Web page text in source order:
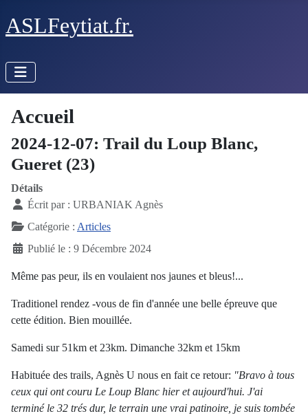
ASLFeytiat.fr.
Accueil
2024-12-07: Trail du Loup Blanc,
Gueret (23)
Détails
Écrit par : URBANIAK Agnès
Catégorie : Articles
Publié le : 9 Décembre 2024
Même pas peur, ils en voulaient nos jaunes et bleus!...
Traditionel rendez -vous de fin d'année une belle épreuve que
cette édition. Bien mouillée.
Samedi sur 51km et 23km. Dimanche 32km et 15km
Habituée des trails, Agnès U nous en fait ce retour: "Bravo à tous
ceux qui ont couru Le Loup Blanc hier et aujourd'hui. J'ai
terminé le 32 trés dur, le terrain une vrai patinoire, je suis tombée